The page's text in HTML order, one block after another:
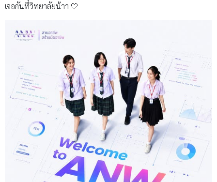
เจอกันที่วิทยาลัยน้าา 🤍